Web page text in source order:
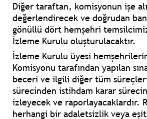
Diğer taraftan, komisyonun işe
değerlendirecek ve doğrudan
gönüllü dört hemşehri
İzleme Kurulu oluşturulacaktır.
İzleme Kurulu üyesi
Komisyonu tarafından yapılan
beceri ve ilgili diğer tüm
sürecinden istihdam karar
izleyecek ve raporlayacaklardır.
herhangi bir adaletsizlik veya